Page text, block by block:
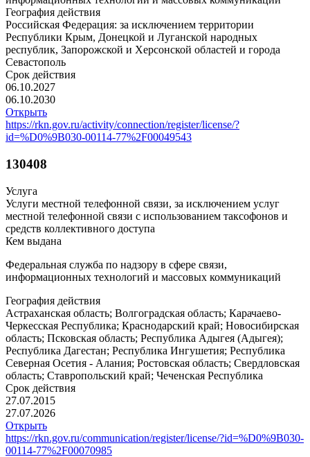
География действия
Российская Федерация: за исключением территории
Республики Крым, Донецкой и Луганской народных
республик, Запорожской и Херсонской областей и города
Севастополь
Срок действия
06.10.2027
06.10.2030
Открыть
https://rkn.gov.ru/activity/connection/register/license/?
id=%D0%9B030-00114-77%2F00049543
130408
Услуга
Услуги местной телефонной связи, за исключением услуг
местной телефонной связи с использованием таксофонов и
средств коллективного доступа
Кем выдана
Федеральная служба по надзору в сфере связи,
информационных технологий и массовых коммуникаций
География действия
Астраханская область; Волгоградская область; Карачаево-
Черкесская Республика; Краснодарский край; Новосибирская
область; Псковская область; Республика Адыгея (Адыгея);
Республика Дагестан; Республика Ингушетия; Республика
Северная Осетия - Алания; Ростовская область; Свердловская
область; Ставропольский край; Чеченская Республика
Срок действия
27.07.2015
27.07.2026
Открыть
https://rkn.gov.ru/communication/register/license/?id=%D0%9B030-
00114-77%2F00070985